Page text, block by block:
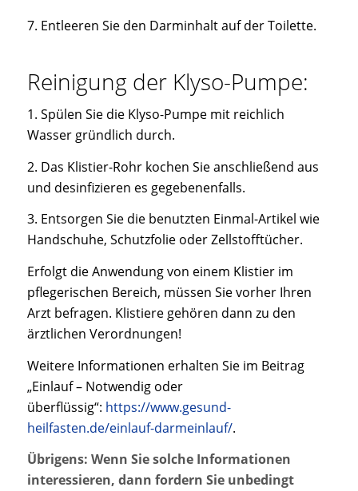
7. Entleeren Sie den Darminhalt auf der Toilette.
Reinigung der Klyso-Pumpe:
1. Spülen Sie die Klyso-Pumpe mit reichlich
Wasser gründlich durch.
2. Das Klistier-Rohr kochen Sie anschließend aus
und desinfizieren es gegebenenfalls.
3. Entsorgen Sie die benutzten Einmal-Artikel wie
Handschuhe, Schutzfolie oder Zellstofftücher.
Erfolgt die Anwendung von einem Klistier im
pflegerischen Bereich, müssen Sie vorher Ihren
Arzt befragen. Klistiere gehören dann zu den
ärztlichen Verordnungen!
Weitere Informationen erhalten Sie im Beitrag
„Einlauf – Notwendig oder
überflüssig“: https://www.gesund-
heilfasten.de/einlauf-darmeinlauf/.
Übrigens: Wenn Sie solche Informationen
interessieren, dann fordern Sie unbedingt